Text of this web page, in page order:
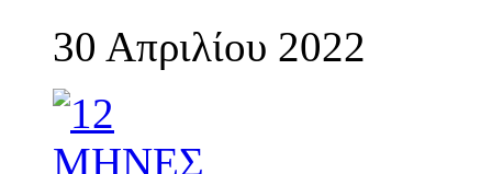
30 Απριλίου 2022